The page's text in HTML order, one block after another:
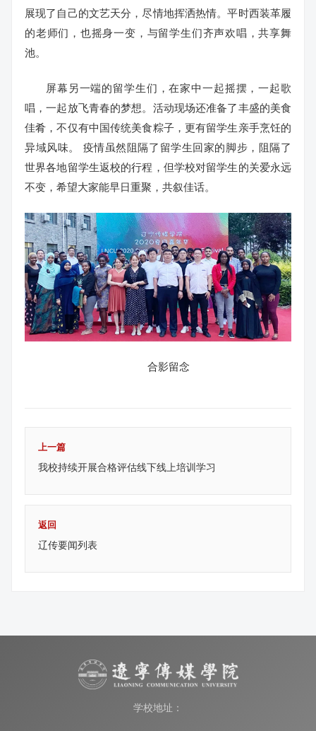
展现了自己的文艺天分，尽情地挥洒热情。平时西装革履
的老师们，也摇身一变，与留学生们齐声欢唱，共享舞
池。
屏幕另一端的留学生们，在家中一起摇摆，一起歌
唱，一起放飞青春的梦想。活动现场还准备了丰盛的美食
佳肴，不仅有中国传统美食粽子，更有留学生亲手烹饪的
异域风味。 疫情虽然阻隔了留学生回家的脚步，阻隔了
世界各地留学生返校的行程，但学校对留学生的关爱永远
不变，希望大家能早日重聚，共叙佳话。
合影留念
上一篇
我校持续开展合格评估线下线上培训学习
返回
辽传要闻列表
学校地址：